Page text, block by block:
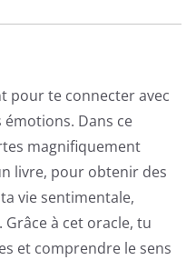
pour te connecter avec
Dans ce
magnifiquement
livre, pour obtenir des
vie sentimentale,
à cet oracle, tu
et comprendre le sens